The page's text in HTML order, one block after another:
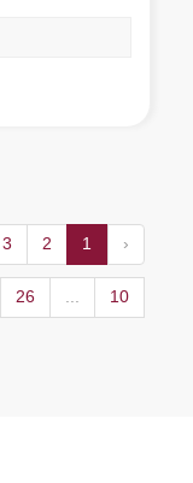
‹
1
2
3
10
...
26